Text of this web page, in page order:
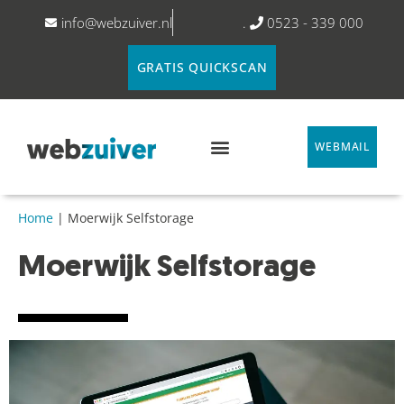
info@webzuiver.nl . 0523 - 339 000
GRATIS QUICKSCAN
WEBMAIL
Home | Moerwijk Selfstorage
Moerwijk Selfstorage